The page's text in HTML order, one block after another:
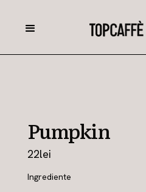
Pumpkin
22lei
Ingrediente